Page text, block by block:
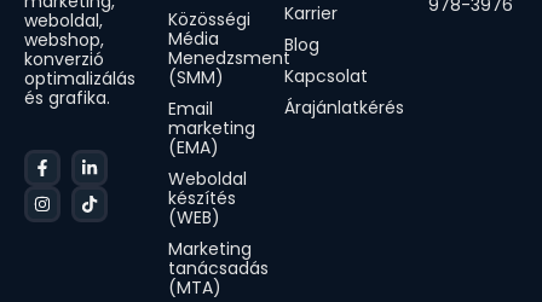
weboldal,
webshop,
konverzió
optimalizálás
és grafika.
Közösségi
Média
Menedzsment
(SMM)
Email
marketing
(EMA)
Weboldal
készítés
(WEB)
Marketing
tanácsadás
(MTA)
Karrier
Blog
Kapcsolat
Árajánlatkérés
978-3976